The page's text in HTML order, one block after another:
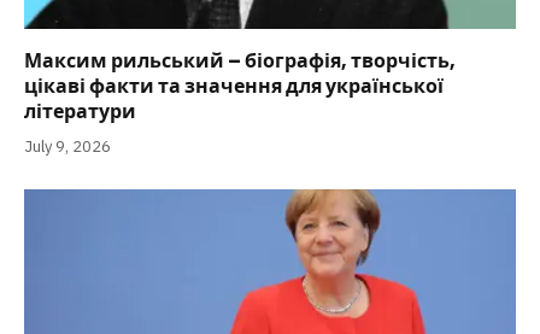
Максим рильський – біографія, творчість,
цікаві факти та значення для української
літератури
July 9, 2026